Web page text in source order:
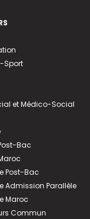
Sport
et Médico-Social
Bac
Post-Bac
Admission Parallèle
Maroc
Commun